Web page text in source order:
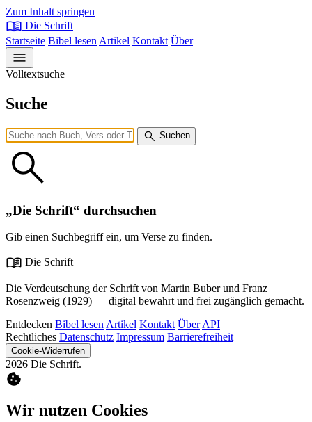
Zum Inhalt springen
menu_book Die Schrift
Startseite Bibel lesen Artikel Kontakt Über
menu
Volltextsuche
Suche
search Suchen
search
„Die Schrift“ durchsuchen
Gib einen Suchbegriff ein, um Verse zu finden.
menu_book Die Schrift
Die Verdeutschung der Schrift von Martin Buber und Franz
Rosenzweig (1929) — digital bewahrt und frei zugänglich gemacht.
Entdecken Bibel lesen Artikel Kontakt Über API
Rechtliches Datenschutz Impressum Barrierefreiheit
Cookie-Widerrufen
2026 Die Schrift.
cookie
Wir nutzen Cookies